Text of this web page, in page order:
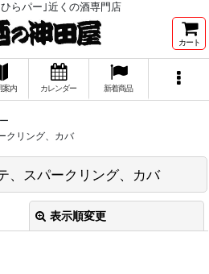
らパー｣近くの酒専門店
カート
案内 カレンダー 新着商品
クリング、カバ
、スパークリング、カバ
表示順変更